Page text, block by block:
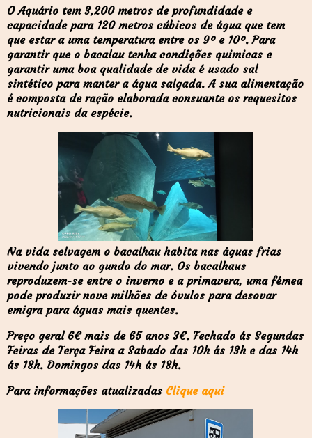
O Aquário tem 3,200 metros de profundidade e
capacidade para 120 metros cúbicos de água que tem
que estar a uma temperatura entre os 9º e 10º. Para
garantir que o bacalau tenha condições quimicas e
garantir uma boa qualidade de vida é usado sal
sintético para manter a água salgada. A sua alimentação
é composta de ração elaborada consuante os requesitos
nutricionais da espécie.
Na vida selvagem o bacalhau habita nas águas frias
vivendo junto ao gundo do mar. Os bacalhaus
reproduzem-se entre o inverno e a primavera, uma fémea
pode produzir nove milhões de óvulos para desovar
emigra para águas mais quentes.
Preço geral 6€ mais de 65 anos 3€. Fechado ás Segundas
Feiras de Terça Feira a Sabado das 10h ás 13h e das 14h
ás 18h. Domingos das 14h ás 18h.
Para informações atualizadas Clique aqui